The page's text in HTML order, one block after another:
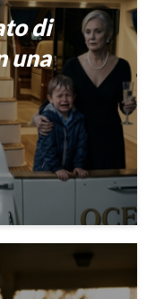
di
una